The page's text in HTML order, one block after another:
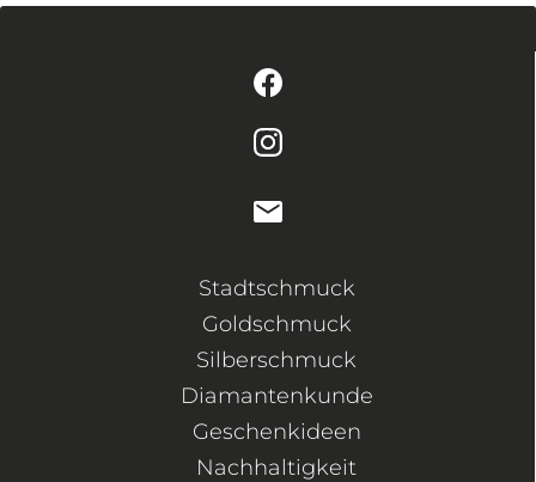
Stadtschmuck
Goldschmuck
Silberschmuck
Diamantenkunde
Geschenkideen
Nachhaltigkeit